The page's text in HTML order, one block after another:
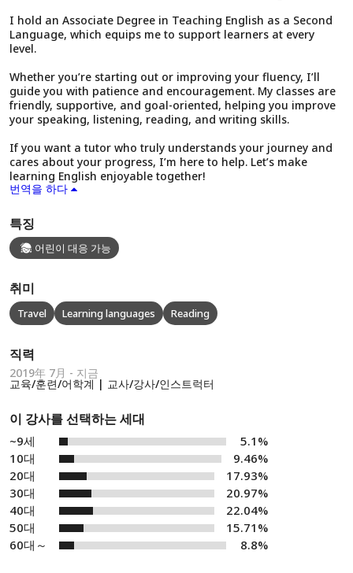
I hold an Associate Degree in Teaching English as a Second
Language, which equips me to support learners at every
level.
Whether you’re starting out or improving your fluency, I’ll
guide you with patience and encouragement. My classes are
friendly, supportive, and goal-oriented, helping you improve
your speaking, listening, reading, and writing skills.
If you want a tutor who truly understands your journey and
cares about your progress, I’m here to help. Let’s make
learning English enjoyable together!
번역을 하다
특징
어린이 대응 가능
취미
Travel Learning languages Reading
직력
2019年 7月 - 지금
교육/훈련/어학계 | 교사/강사/인스트럭터
이 강사를 선택하는 세대
~9세
5.1%
10대
9.46%
20대
17.93%
30대
20.97%
40대
22.04%
50대
15.71%
60대～
8.8%